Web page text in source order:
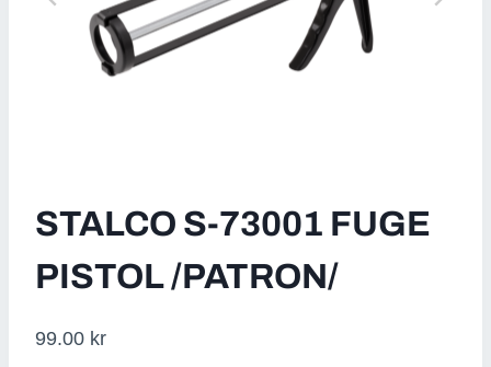
STALCO S-73001 FUGE
PISTOL /PATRON/
99.00 kr